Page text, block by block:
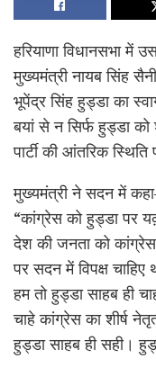
हरियाणा विधानसभा में
मुख्यमंत्री नायब सिंह
भूपेंद्र सिंह हुड्डा का
बयां से न सिर्फ हुड्डा
पार्टी की आंतरिक
मुख्यमंत्री ने सदन में
“कांग्रेस को हुड्डा पर
देश की जनता को
पर सदन में विपक्ष
हम तो हुड्डा साहब ही
चाहे कांग्रेस का शीर्ष
हुड्डा साहब ही सही।